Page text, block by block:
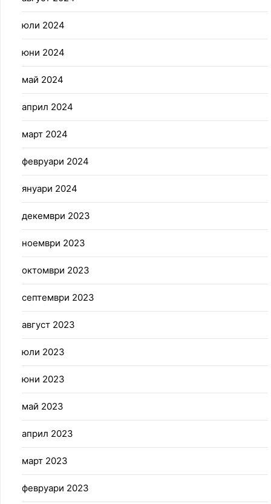
юли 2024
юни 2024
май 2024
април 2024
март 2024
февруари 2024
януари 2024
декември 2023
ноември 2023
октомври 2023
септември 2023
август 2023
юли 2023
юни 2023
май 2023
април 2023
март 2023
февруари 2023